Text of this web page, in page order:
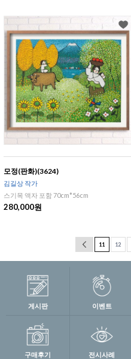
모정(판화)(3624)
김길상 작가
스기목 액자 포함 70cm*56cm
280,000원
11 12
게시판 이벤트
구매후기 전시사례